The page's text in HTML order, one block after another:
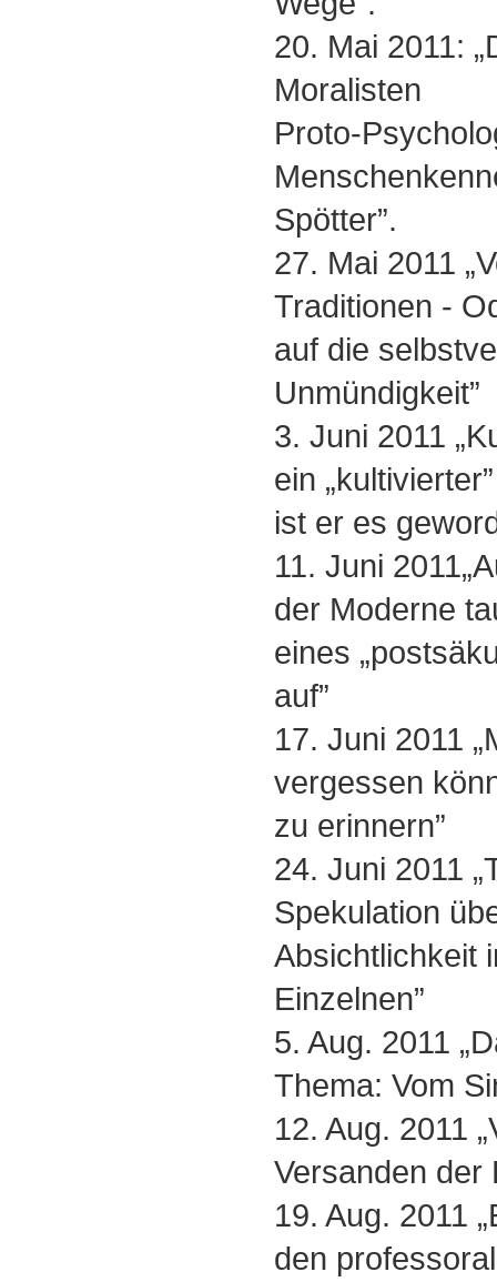
20. Mai 2011:
Moralisten
Proto-
Spötter”.
27. Mai 2011
Traditionen -
auf die
Unmündigkeit”
3. Juni 2011
ein
ist er es
11. Juni
der Moderne
eines
auf”
17. Juni 2011
vergessen
zu erinnern”
24. Juni 2011
Spekulation
Absichtlichkeit
Einzelnen”
5. Aug. 2011
Thema: Vom
12. Aug. 2011
Versanden der
19. Aug. 2011
den